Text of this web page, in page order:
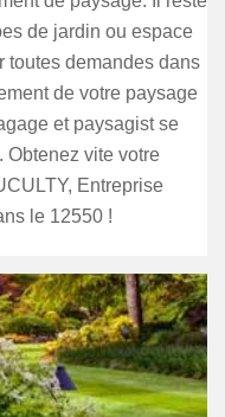
de jardin ou espace
toutes demandes dans
de votre paysage
et paysagist se
Obtenez vite votre
Entreprise
le 12550 !